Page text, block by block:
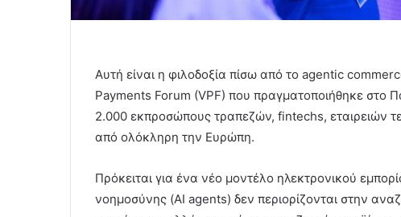
Αυτή είναι η φιλοδοξία πίσω από το agentic
Payments Forum (VPF) που πραγματοποιήθηκε στο
2.000 εκπροσώπους τραπεζών, fintechs, εταιρειών
από ολόκληρη την Ευρώπη.
Πρόκειται για ένα νέο μοντέλο ηλεκτρονικού
νοημοσύνης (AI agents) δεν περιορίζονται στην